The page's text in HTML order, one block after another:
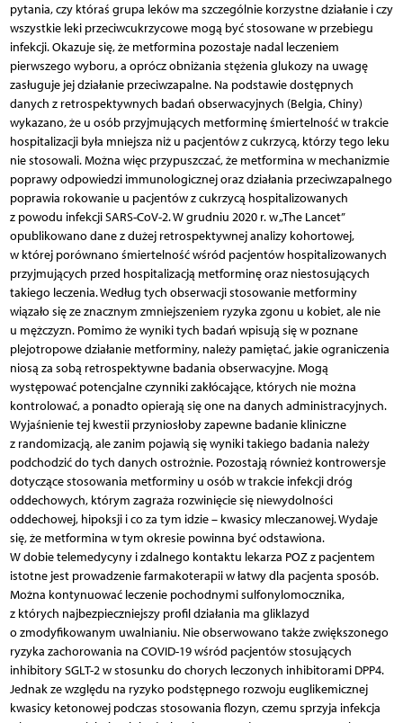
pytania, czy któraś grupa leków ma szczególnie korzystne działanie i czy
wszystkie leki przeciwcukrzycowe mogą być stosowane w przebiegu
infekcji. Okazuje się, że metformina pozostaje nadal leczeniem
pierwszego wyboru, a oprócz obniżania stężenia glukozy na uwagę
zasługuje jej działanie przeciwzapalne. Na podstawie dostępnych
danych z retrospektywnych badań obserwacyjnych (Belgia, Chiny)
wykazano, że u osób przyjmujących metforminę śmiertelność w trakcie
hospitalizacji była mniejsza niż u pacjentów z cukrzycą, którzy tego leku
nie stosowali. Można więc przypuszczać, że metformina w mechanizmie
poprawy odpowiedzi immunologicznej oraz działania przeciwzapalnego
poprawia rokowanie u pacjentów z cukrzycą hospitalizowanych
z powodu infekcji SARS-CoV-2. W grudniu 2020 r. w „The Lancet”
opublikowano dane z dużej retrospektywnej analizy kohortowej,
w której porównano śmiertelność wśród pacjentów hospitalizowanych
przyjmujących przed hospitalizacją metforminę oraz niestosujących
takiego leczenia. Według tych obserwacji stosowanie metforminy
wiązało się ze znacznym zmniejszeniem ryzyka zgonu u kobiet, ale nie
u mężczyzn. Pomimo że wyniki tych badań wpisują się w poznane
plejotropowe działanie metforminy, należy pamiętać, jakie ograniczenia
niosą za sobą retrospektywne badania obserwacyjne. Mogą
występować potencjalne czynniki zakłócające, których nie można
kontrolować, a ponadto opierają się one na danych administracyjnych.
Wyjaśnienie tej kwestii przyniosłoby zapewne badanie kliniczne
z randomizacją, ale zanim pojawią się wyniki takiego badania należy
podchodzić do tych danych ostrożnie. Pozostają również kontrowersje
dotyczące stosowania metforminy u osób w trakcie infekcji dróg
oddechowych, którym zagraża rozwinięcie się niewydolności
oddechowej, hipoksji i co za tym idzie – kwasicy mleczanowej. Wydaje
się, że metformina w tym okresie powinna być odstawiona.
W dobie telemedycyny i zdalnego kontaktu lekarza POZ z pacjentem
istotne jest prowadzenie farmakoterapii w łatwy dla pacjenta sposób.
Można kontynuować leczenie pochodnymi sulfonylomocznika,
z których najbezpieczniejszy profil działania ma gliklazyd
o zmodyfikowanym uwalnianiu. Nie obserwowano także zwiększonego
ryzyka zachorowania na COVID-19 wśród pacjentów stosujących
inhibitory SGLT-2 w stosunku do chorych leczonych inhibitorami DPP4.
Jednak ze względu na ryzyko podstępnego rozwoju euglikemicznej
kwasicy ketonowej podczas stosowania flozyn, czemu sprzyja infekcja